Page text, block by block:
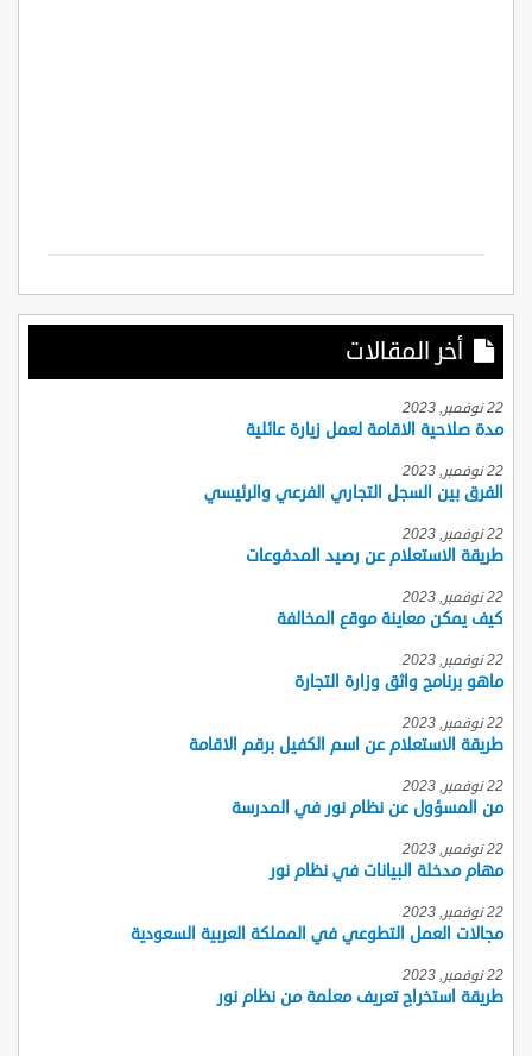
أخر المقالات
22 نوفمبر, 2023
مدة صلاحية الاقامة لعمل زيارة عائلية
22 نوفمبر, 2023
الفرق بين السجل التجاري الفرعي والرئيسي
22 نوفمبر, 2023
طريقة الاستعلام عن رصيد المدفوعات
22 نوفمبر, 2023
كيف يمكن معاينة موقع المخالفة
22 نوفمبر, 2023
ماهو برنامج واثق وزارة التجارة
22 نوفمبر, 2023
طريقة الاستعلام عن اسم الكفيل برقم الاقامة
22 نوفمبر, 2023
من المسؤول عن نظام نور في المدرسة
22 نوفمبر, 2023
مهام مدخلة البيانات في نظام نور
22 نوفمبر, 2023
مجالات العمل التطوعي في المملكة العربية السعودية
22 نوفمبر, 2023
طريقة استخراج تعريف معلمة من نظام نور